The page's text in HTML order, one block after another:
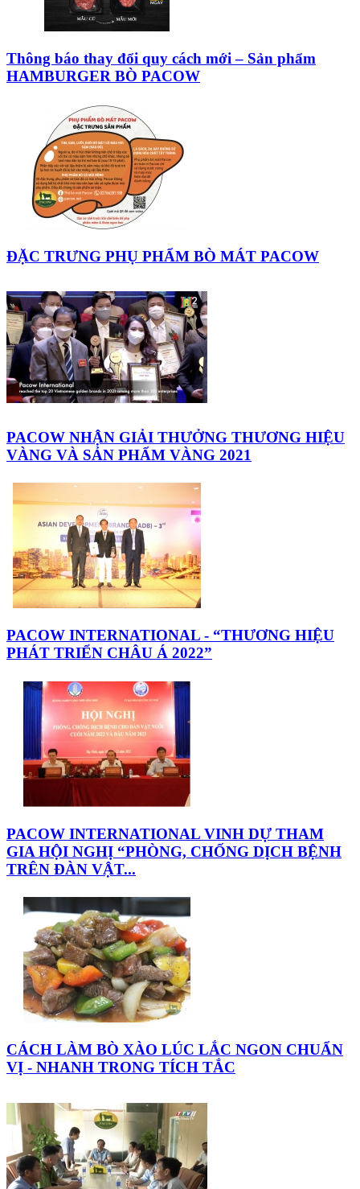
Thông báo thay đổi quy cách mới – Sản phẩm
HAMBURGER BÒ PACOW
ĐẶC TRƯNG PHỤ PHẨM BÒ MÁT PACOW
PACOW NHẬN GIẢI THƯỞNG THƯƠNG HIỆU
VÀNG VÀ SẢN PHẨM VÀNG 2021
PACOW INTERNATIONAL - “THƯƠNG HIỆU
PHÁT TRIỂN CHÂU Á 2022”
PACOW INTERNATIONAL VINH DỰ THAM
GIA HỘI NGHỊ “PHÒNG, CHỐNG DỊCH BỆNH
TRÊN ĐÀN VẬT...
CÁCH LÀM BÒ XÀO LÚC LẮC NGON CHUẨN
VỊ - NHANH TRONG TÍCH TẮC